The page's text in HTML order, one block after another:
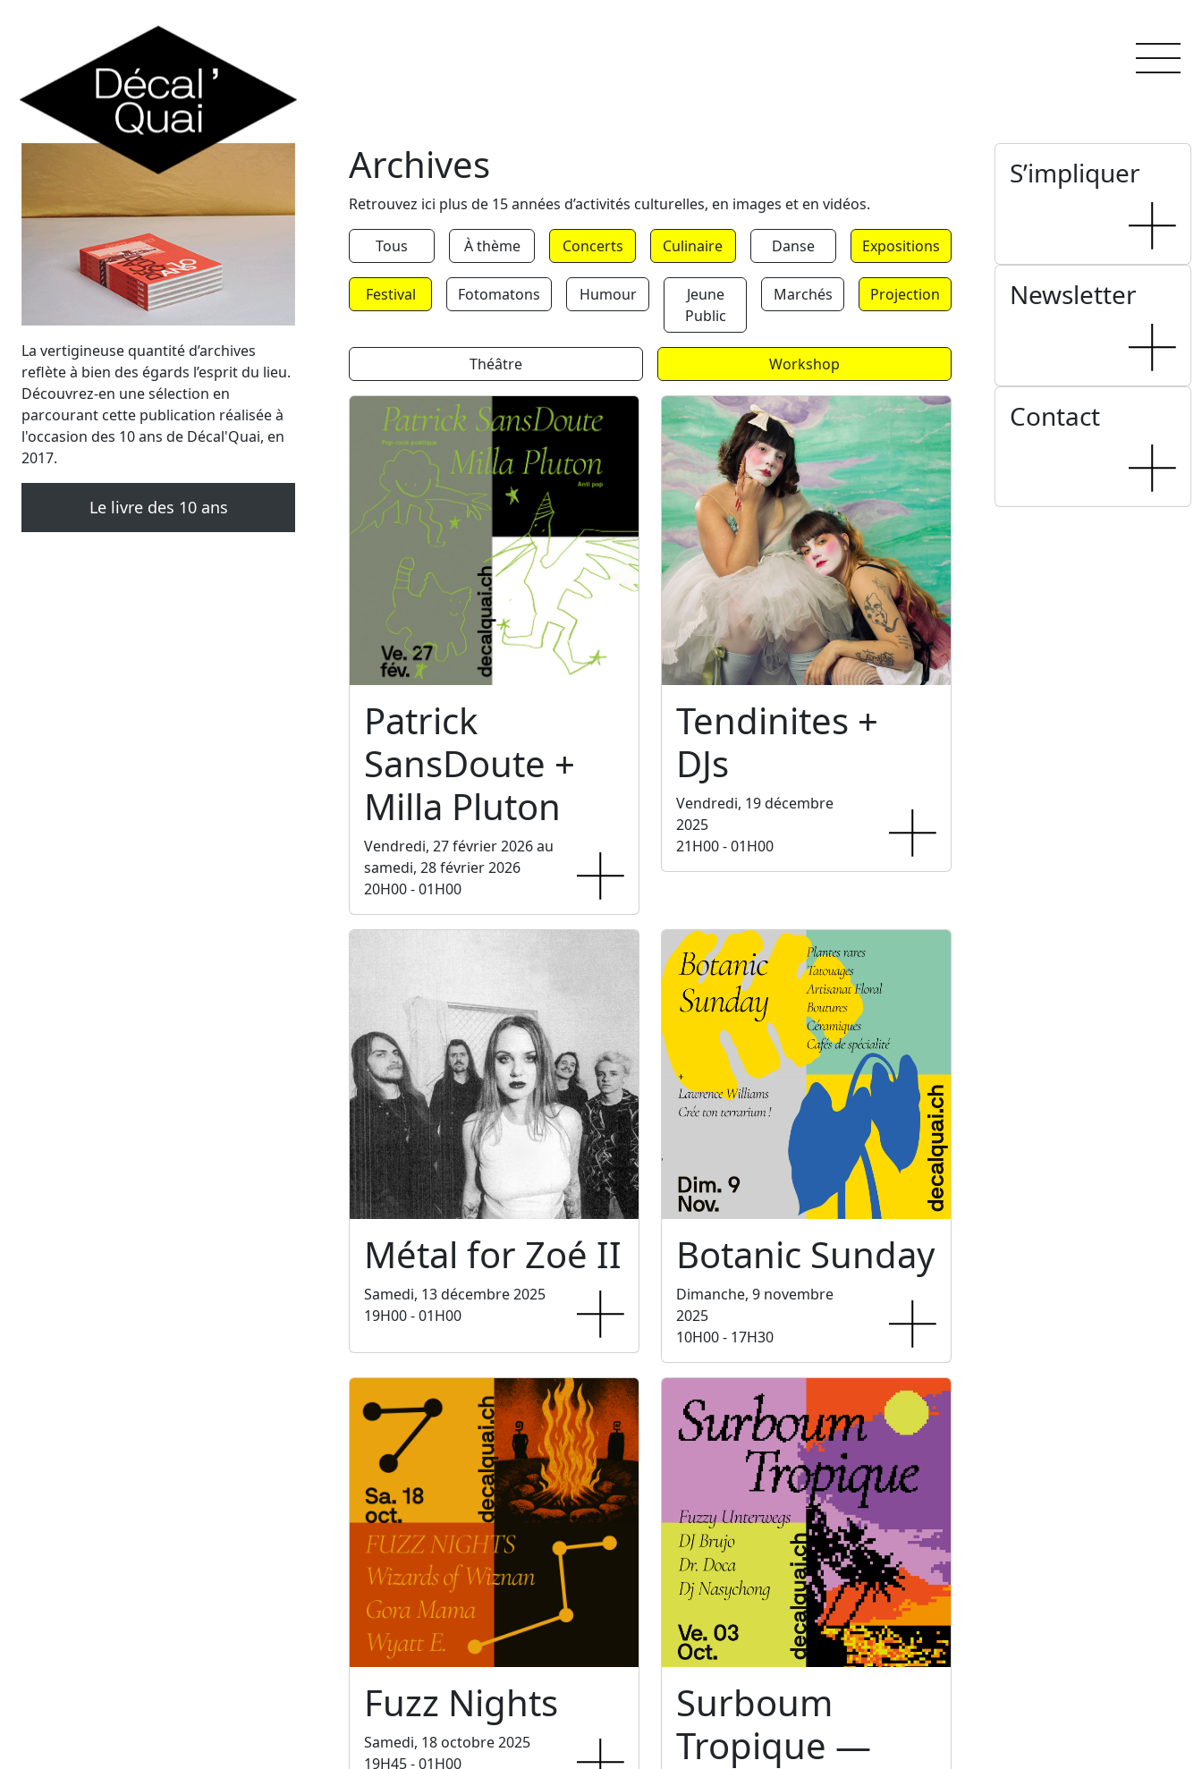
La vertigineuse quantité d’archives
reflète à bien des égards l’esprit du lieu.
Découvrez-en une sélection en
parcourant cette publication réalisée à
l'occasion des 10 ans de Décal'Quai, en
2017.
Le livre des 10 ans
Archives
Retrouvez ici plus de 15 années d’activités culturelles, en images et en vidéos.
Tous À thème Concerts Culinaire Danse Expositions
Festival Fotomatons Humour
Jeune
Public
Marchés Projection
Théâtre Workshop
Patrick
SansDoute +
Milla Pluton
Vendredi, 27 février 2026 au
samedi, 28 février 2026
20H00 - 01H00
Tendinites +
DJs
Vendredi, 19 décembre
2025
21H00 - 01H00
Métal for Zoé II
Samedi, 13 décembre 2025
19H00 - 01H00
Botanic Sunday
Dimanche, 9 novembre
2025
10H00 - 17H30
Fuzz Nights
Samedi, 18 octobre 2025
19H45 - 01H00
Surboum
Tropique —
S’impliquer
Newsletter
Contact